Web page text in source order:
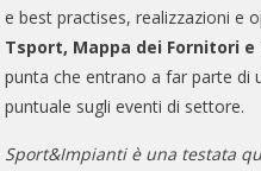
e best practises, realizzazioni e
Tsport, Mappa dei Fornitori
punta che entrano a far parte di
puntuale sugli eventi di settore.
Sport&Impianti è una testata